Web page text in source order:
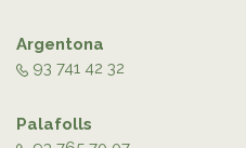
Argentona
93 741 42 32
Palafolls